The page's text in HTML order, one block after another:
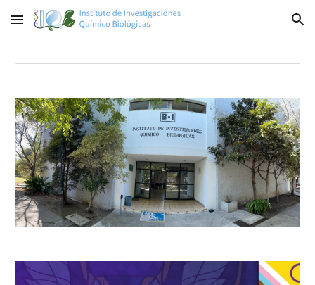
Skip to main content Skip to navigation